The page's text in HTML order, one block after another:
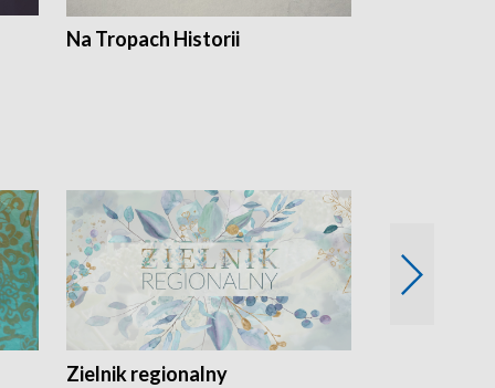
Na Tropach Historii
Zielnik regionalny